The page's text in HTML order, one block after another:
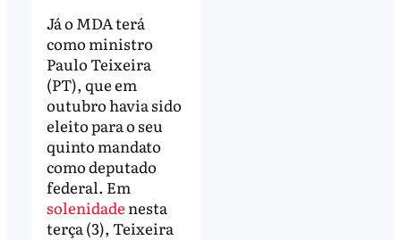
Já o MDA terá
como ministro
Paulo Teixeira
(PT), que em
outubro havia sido
eleito para o seu
quinto mandato
como deputado
federal. Em
solenidade nesta
terça (3), Teixeira